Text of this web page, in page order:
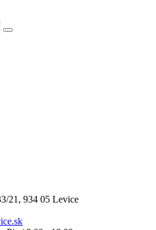
21, 934 05 Levice